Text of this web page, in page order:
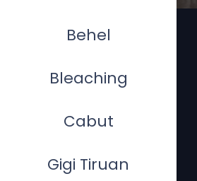
Behel
Bleaching
Cabut
Gigi Tiruan